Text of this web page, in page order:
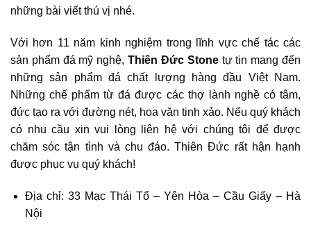
những bài viết thú vị nhé.
Với hơn 11 năm kinh nghiệm trong lĩnh vực chế tác các
sản phẩm đá mỹ nghệ,Thiên Đức Stonetự tin mang đến
những sản phẩm đá chất lượng hàng đầu Việt Nam.
Những chế phẩm từ đá được các thợ lành nghề có tâm,
đức tạo ra với đường nét, hoa văn tinh xảo. Nếu quý khách
có nhu cầu xin vui lòng liên hệ với chúng tôi để được
chăm sóc tận tình và chu đáo. Thiên Đức rất hận hạnh
được phục vụ quý khách!
Địa chỉ: 33 Mạc Thái Tổ – Yên Hòa – Cầu Giấy – Hà
Nội